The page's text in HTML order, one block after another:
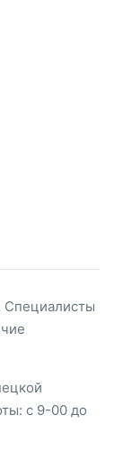
Специалисты
с 9-00 до